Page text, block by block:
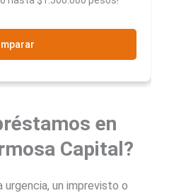
en
Capital?
urgencia, un imprevisto o